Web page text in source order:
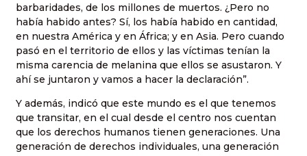
barbaridades, de los millones de muertos. ¿Pero no
había habido antes? Sí, los había habido en cantidad,
en nuestra América y en África; y en Asia. Pero cuando
pasó en el territorio de ellos y las víctimas tenían la
misma carencia de melanina que ellos se asustaron. Y
ahí se juntaron y vamos a hacer la declaración”.
Y además, indicó que este mundo es el que tenemos
que transitar, en el cual desde el centro nos cuentan
que los derechos humanos tienen generaciones. Una
generación de derechos individuales, una generación